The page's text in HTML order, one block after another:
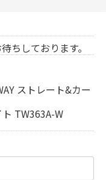
ちしております。
ストレート&カー
TW363A-W